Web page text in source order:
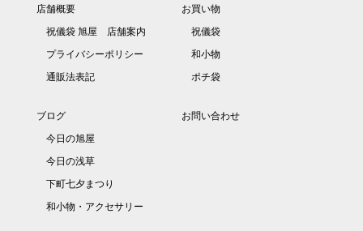
店舗概要
祝儀袋 旭屋 店舗案内
プライバシーポリシー
通販法表記
お買い物
祝儀袋
和小物
ポチ袋
ブログ
今日の旭屋
今日の浅草
下町七夕まつり
和小物・アクセサリー
お問い合わせ